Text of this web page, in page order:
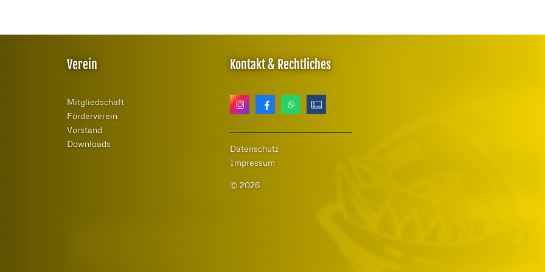
Verein
Mitgliedschaft
Förderverein
Vorstand
Downloads
Kontakt & Rechtliches
Datenschutz
Impressum
© 2026